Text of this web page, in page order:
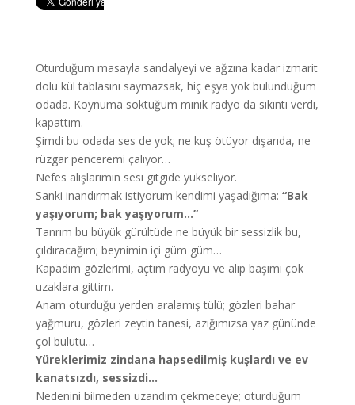
Oturduğum masayla sandalyeyi ve ağzına kadar izmarit
dolu kül tablasını saymazsak, hiç eşya yok bulunduğum
odada. Koynuma soktuğum minik radyo da sıkıntı verdi,
kapattım.
Şimdi bu odada ses de yok; ne kuş ötüyor dışarıda, ne
rüzgar penceremi çalıyor…
Nefes alışlarımın sesi gitgide yükseliyor.
Sanki inandırmak istiyorum kendimi yaşadığıma: “Bak
yaşıyorum; bak yaşıyorum…”
Tanrım bu büyük gürültüde ne büyük bir sessizlik bu,
çıldıracağım; beynimin içi güm güm…
Kapadım gözlerimi, açtım radyoyu ve alıp başımı çok
uzaklara gittim.
Anam oturduğu yerden aralamış tülü; gözleri bahar
yağmuru, gözleri zeytin tanesi, azığımızsa yaz gününde
çöl bulutu…
Yüreklerimiz zindana hapsedilmiş kuşlardı ve ev
kanatsızdı, sessizdi…
Nedenini bilmeden uzandım çekmeceye; oturduğum